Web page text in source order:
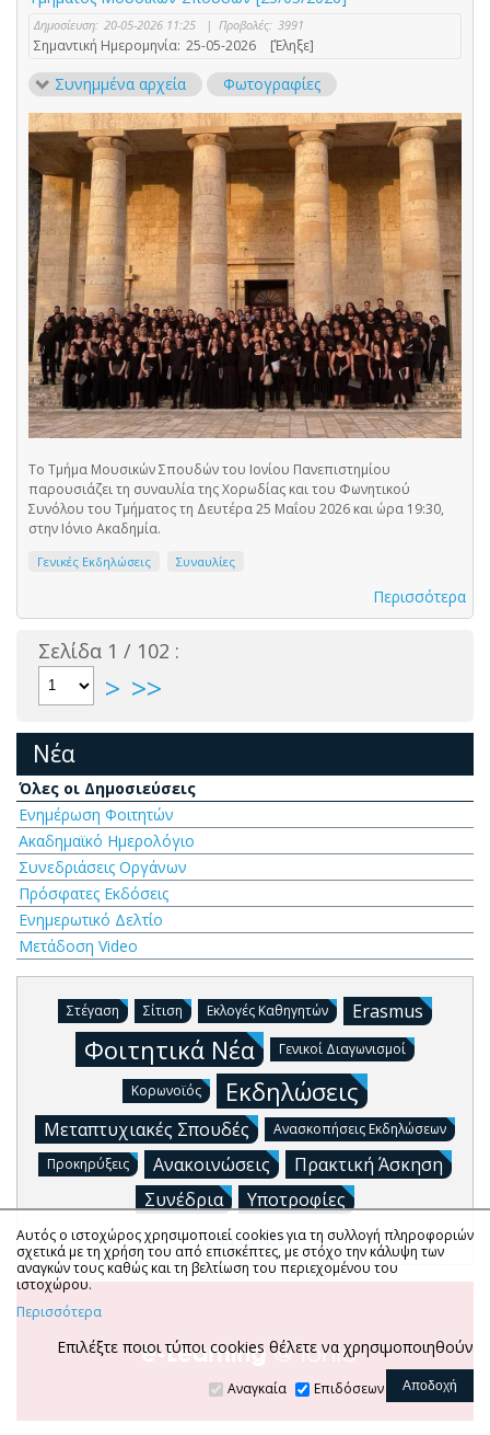
Δημοσίευση: 20-05-2026 11:25 | Προβολές: 3991
Σημαντική Ημερομηνία: 25-05-2026 [Έληξε]
Συνημμένα αρχεία Φωτογραφίες
Το Τμήμα Μουσικών Σπουδών του Ιονίου Πανεπιστημίου
παρουσιάζει τη συναυλία της Χορωδίας και του Φωνητικού
Συνόλου του Τμήματος τη Δευτέρα 25 Μαΐου 2026 και ώρα 19:30,
στην Ιόνιο Ακαδημία.
Γενικές Εκδηλώσεις Συναυλίες
Περισσότερα
Σελίδα 1 / 102 :
> >>
Νέα
Όλες οι Δημοσιεύσεις
Ενημέρωση Φοιτητών
Ακαδημαϊκό Ημερολόγιο
Συνεδριάσεις Οργάνων
Πρόσφατες Εκδόσεις
Ενημερωτικό Δελτίο
Μετάδοση Video
Στέγαση Σίτιση Εκλογές Καθηγητών Erasmus
Φοιτητικά Νέα Γενικοί Διαγωνισμοί
Κορωνοϊός Εκδηλώσεις
Μεταπτυχιακές Σπουδές
Ανασκοπήσεις Εκδηλώσεων
Προκηρύξεις
Ανακοινώσεις
Πρακτική Άσκηση
Συνέδρια
Υποτροφίες
Όλα τα Νέα
Αυτός ο ιστοχώρος χρησιμοποιεί cookies για τη συλλογή πληροφοριών
σχετικά με τη χρήση του από επισκέπτες, με στόχο την κάλυψη των
αναγκών τους καθώς και τη βελτίωση του περιεχομένου του
ιστοχώρου.
Περισσότερα
Επιλέξτε ποιοι τύποι cookies θέλετε να χρησιμοποιηθούν
Αναγκαία Επιδόσεων